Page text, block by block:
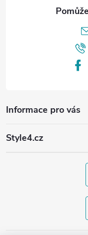
Informace pro vás
Style4.cz